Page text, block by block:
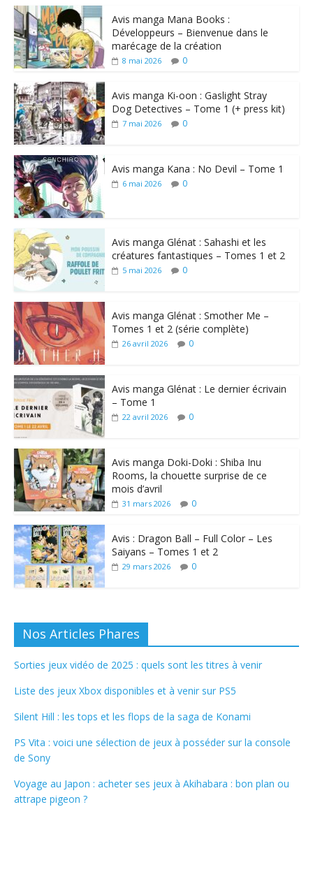
Avis manga Mana Books :
Développeurs – Bienvenue dans le
marécage de la création
8 mai 2026 0
Avis manga Ki-oon : Gaslight Stray
Dog Detectives – Tome 1 (+ press kit)
7 mai 2026 0
Avis manga Kana : No Devil – Tome 1
6 mai 2026 0
Avis manga Glénat : Sahashi et les
créatures fantastiques – Tomes 1 et 2
5 mai 2026 0
Avis manga Glénat : Smother Me –
Tomes 1 et 2 (série complète)
26 avril 2026 0
Avis manga Glénat : Le dernier écrivain
– Tome 1
22 avril 2026 0
Avis manga Doki-Doki : Shiba Inu
Rooms, la chouette surprise de ce
mois d’avril
31 mars 2026 0
Avis : Dragon Ball – Full Color – Les
Saiyans – Tomes 1 et 2
29 mars 2026 0
Nos Articles Phares
Sorties jeux vidéo de 2025 : quels sont les titres à venir
Liste des jeux Xbox disponibles et à venir sur PS5
Silent Hill : les tops et les flops de la saga de Konami
PS Vita : voici une sélection de jeux à posséder sur la console
de Sony
Voyage au Japon : acheter ses jeux à Akihabara : bon plan ou
attrape pigeon ?